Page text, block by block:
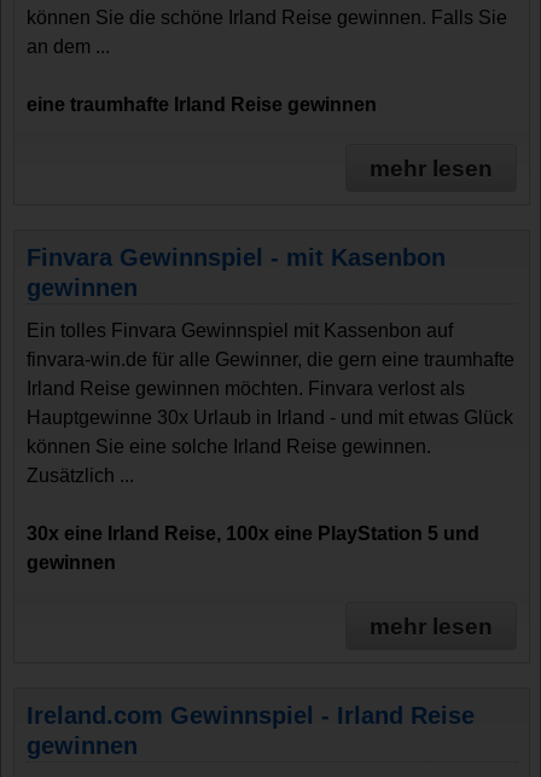
können Sie die schöne Irland Reise gewinnen. Falls Sie
an dem ...
eine traumhafte Irland Reise gewinnen
mehr lesen
Finvara Gewinnspiel - mit Kasenbon
gewinnen
Ein tolles Finvara Gewinnspiel mit Kassenbon auf
finvara-win.de für alle Gewinner, die gern eine traumhafte
Irland Reise gewinnen möchten. Finvara verlost als
Hauptgewinne 30x Urlaub in Irland - und mit etwas Glück
können Sie eine solche Irland Reise gewinnen.
Zusätzlich ...
30x eine Irland Reise, 100x eine PlayStation 5 und
gewinnen
mehr lesen
Ireland.com Gewinnspiel - Irland Reise
gewinnen